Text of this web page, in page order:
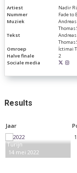
Artiest
Nadir
Nummer
Fade to
Muziek
Andreas
Thomas
Tekst
Andreas
Thomas
Omroep
İctimai
Halve finale
2
Sociale media
Results
Jaar
Turijn
14 mei 2022